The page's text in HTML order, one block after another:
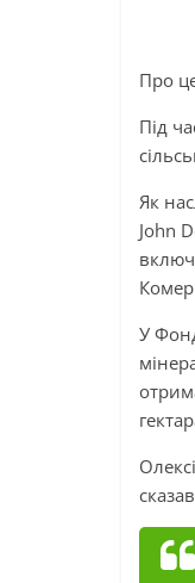
Про
Під
Як
John
У